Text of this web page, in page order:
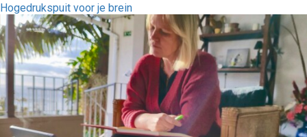
Hogedrukspuit voor je brein